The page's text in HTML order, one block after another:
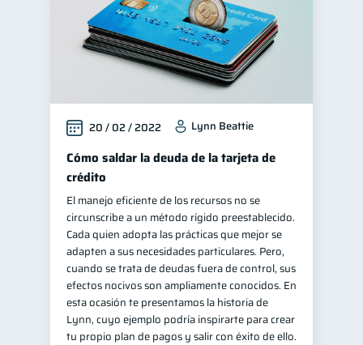
20 / 02 / 2022 Lynn Beattie
Cómo saldar la deuda de la tarjeta de
crédito
El manejo eficiente de los recursos no se
circunscribe a un método rígido preestablecido.
Cada quien adopta las prácticas que mejor se
adapten a sus necesidades particulares. Pero,
cuando se trata de deudas fuera de control, sus
efectos nocivos son ampliamente conocidos. En
esta ocasión te presentamos la historia de
Lynn, cuyo ejemplo podría inspirarte para crear
tu propio plan de pagos y salir con éxito de ello.